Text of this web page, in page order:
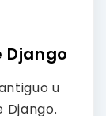
Django
u
Django.